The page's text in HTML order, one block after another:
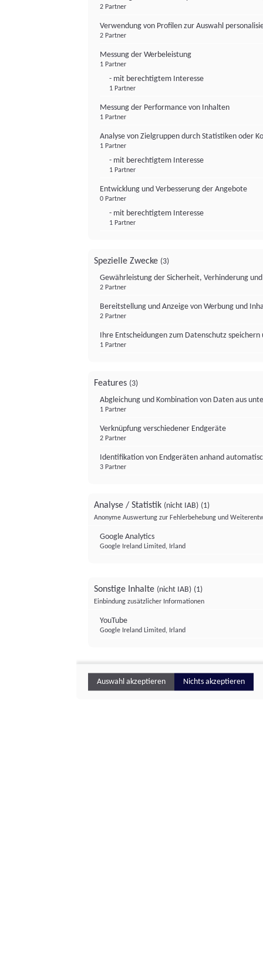
2 Partner
Verwendung von Profilen zur Auswahl
2 Partner
Messung der Werbeleistung
1 Partner
- mit berechtigtem Interesse
1 Partner
Messung der Performance von Inhalten
1 Partner
Analyse von Zielgruppen durch Statistiken oder
1 Partner
- mit berechtigtem Interesse
1 Partner
Entwicklung und Verbesserung der Angebote
0 Partner
- mit berechtigtem Interesse
1 Partner
Spezielle Zwecke (3)
Gewährleistung der Sicherheit, Verhinderung
2 Partner
Bereitstellung und Anzeige von Werbung und
2 Partner
Ihre Entscheidungen zum Datenschutz
1 Partner
Features (3)
Abgleichung und Kombination von Daten aus
1 Partner
Verknüpfung verschiedener Endgeräte
2 Partner
Identifikation von Endgeräten anhand
3 Partner
Analyse / Statistik (nicht IAB) (1)
Anonyme Auswertung zur Fehlerbehebung und
Google Analytics
Google Ireland Limited, Irland
Sonstige Inhalte (nicht IAB) (1)
Einbindung zusätzlicher Informationen
YouTube
Google Ireland Limited, Irland
Auswahl akzeptieren Nichts akzeptieren